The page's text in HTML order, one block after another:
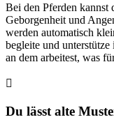
Bei den Pferden kannst
Geborgenheit und
werden automatisch
begleite und
an dem arbeitest, was

Du lässt alte